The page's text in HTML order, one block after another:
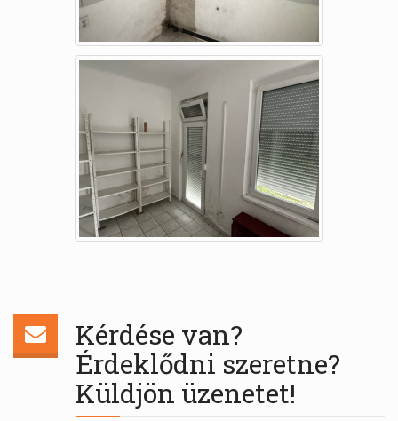
Kérdése van?
Érdeklődni szeretne?
Küldjön üzenetet!